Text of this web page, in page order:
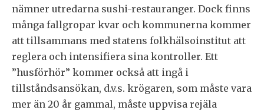
nämner utredarna sushi-restauranger. Dock finns
många fallgropar kvar och kommunerna kommer
att tillsammans med statens folkhälsoinstitut att
reglera och intensifiera sina kontroller. Ett
”husförhör” kommer också att ingå i
tillståndsansökan, d.v.s. krögaren, som måste vara
mer än 20 år gammal, måste uppvisa rejäla